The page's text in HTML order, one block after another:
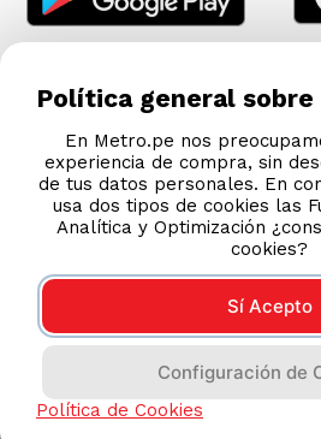
COMPRAS 100% SEGURAS
Esta tienda usa Niubiz para realizar
electrónicas.
Política general sobre
En Metro.pe nos
experiencia de compra, sin
de tus datos personales. En
usa dos tipos de cookies las
Analítica y Optimización
cookies?
Sí Acepto
Configuración de
Política de Cookies